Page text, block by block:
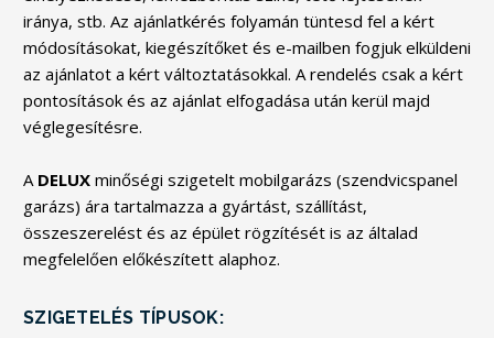
iránya, stb. Az ajánlatkérés folyamán tüntesd fel a kért
módosításokat, kiegészítőket és e-mailben fogjuk elküldeni
az ajánlatot a kért változtatásokkal. A rendelés csak a kért
pontosítások és az ajánlat elfogadása után kerül majd
véglegesítésre.
A DELUX minőségi szigetelt mobilgarázs (szendvicspanel
garázs) ára tartalmazza a gyártást, szállítást,
összeszerelést és az épület rögzítését is az általad
megfelelően előkészített alaphoz.
SZIGETELÉS TÍPUSOK: